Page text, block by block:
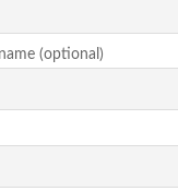
(optional)